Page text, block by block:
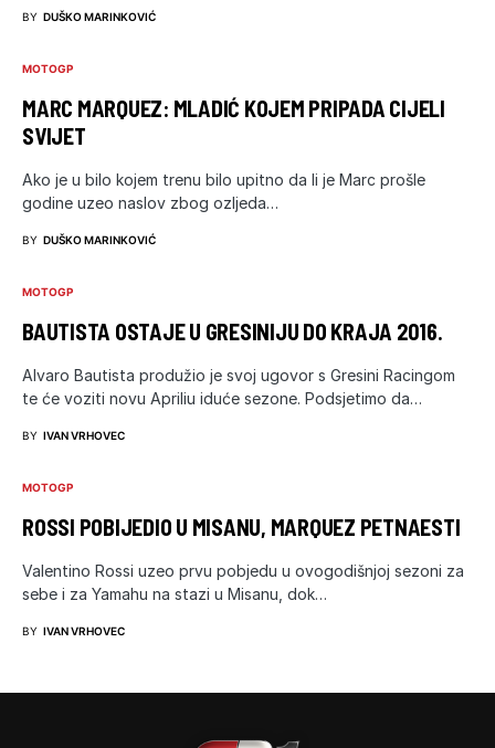
BY DUŠKO MARINKOVIĆ
MOTOGP
MARC MARQUEZ: MLADIĆ KOJEM PRIPADA CIJELI
SVIJET
Ako je u bilo kojem trenu bilo upitno da li je Marc prošle
godine uzeo naslov zbog ozljeda…
BY DUŠKO MARINKOVIĆ
MOTOGP
BAUTISTA OSTAJE U GRESINIJU DO KRAJA 2016.
Alvaro Bautista produžio je svoj ugovor s Gresini Racingom
te će voziti novu Apriliu iduće sezone. Podsjetimo da…
BY IVAN VRHOVEC
MOTOGP
ROSSI POBIJEDIO U MISANU, MARQUEZ PETNAESTI
Valentino Rossi uzeo prvu pobjedu u ovogodišnjoj sezoni za
sebe i za Yamahu na stazi u Misanu, dok…
BY IVAN VRHOVEC